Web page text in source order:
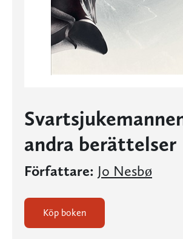
andra berättelser
Författare: Jo Nesbø
Köp boken